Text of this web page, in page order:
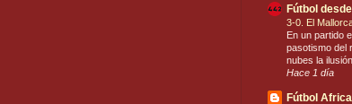
Fútbol
3-0. El
En un partido
pasotismo del
nubes la
Hace 1 día
Fútbol